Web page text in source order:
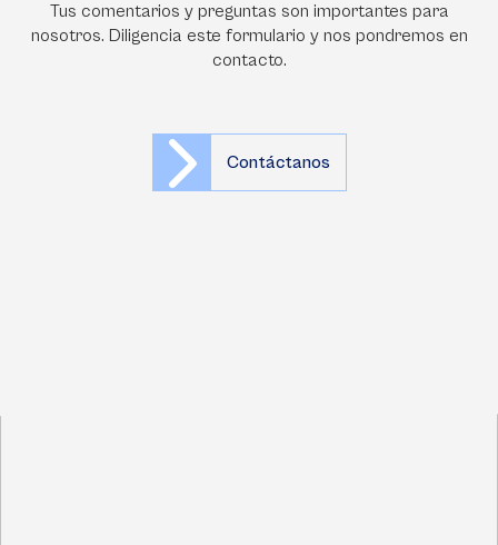
Tus comentarios y preguntas son importantes para
nosotros. Diligencia este formulario y nos pondremos en
contacto.
Contáctanos